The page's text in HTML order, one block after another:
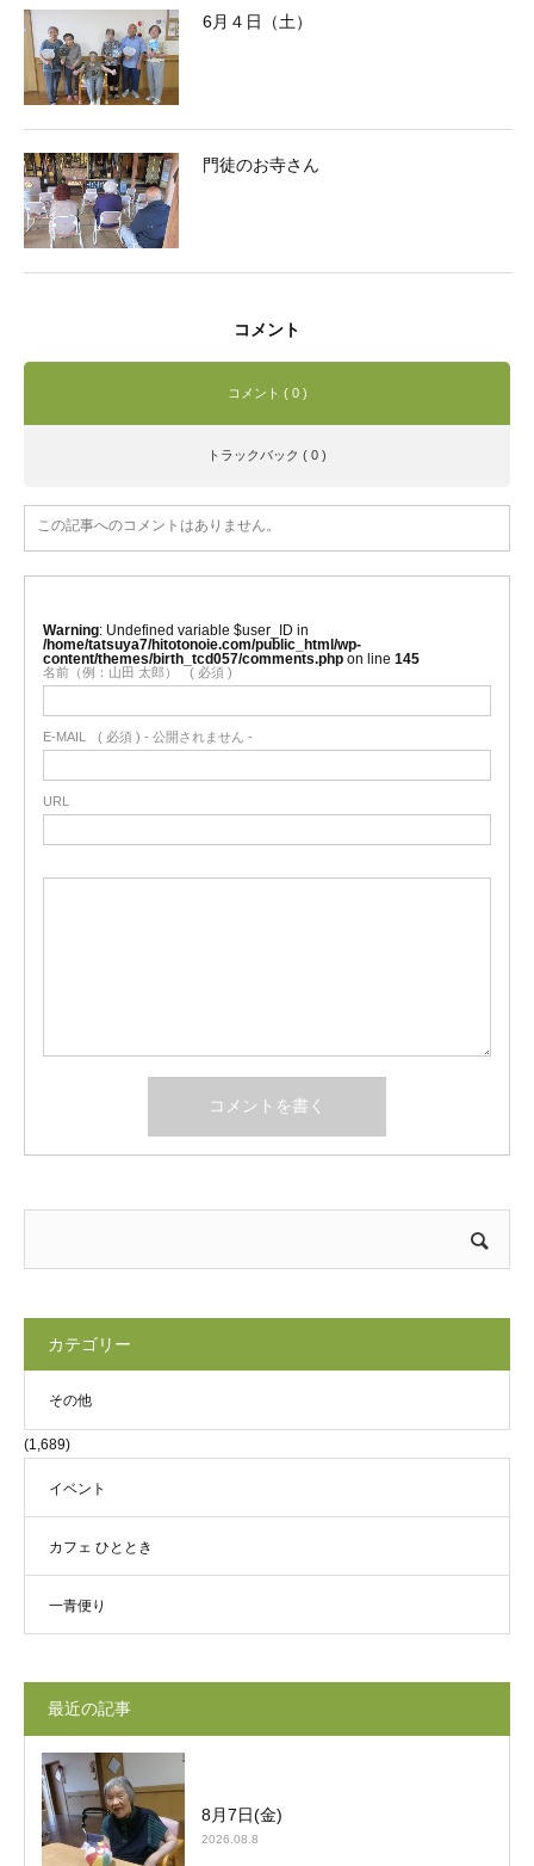
6月４日（土）
門徒のお寺さん
コメント
コメント ( 0 )
トラックバック ( 0 )
この記事へのコメントはありません。
Warning : Undefined variable $user_ID in
/home/tatsuya7/hitotonoie.com/public_html/wp-
content/themes/birth_tcd057/comments.php on line 145
名前（例：山田 太郎） ( 必須 )
E-MAIL ( 必須 ) - 公開されません -
URL
カテゴリー
その他
(1,689)
イベント
カフェ ひととき
一青便り
最近の記事
8月7日(金)
2026.08.8